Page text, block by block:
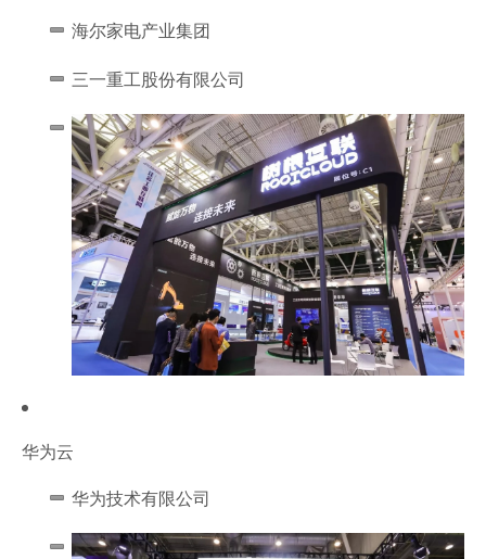
海尔家电产业集团
三一重工股份有限公司
华为云
华为技术有限公司